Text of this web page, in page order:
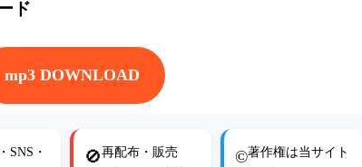
ド
mp3 DOWNLOAD
SNS・
🚫再配布・販売
©著作権は当サイト